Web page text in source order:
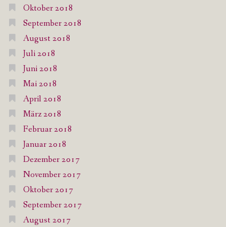
Oktober 2018
September 2018
August 2018
Juli 2018
Juni 2018
Mai 2018
April 2018
März 2018
Februar 2018
Januar 2018
Dezember 2017
November 2017
Oktober 2017
September 2017
August 2017